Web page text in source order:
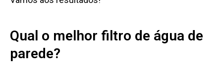
Qual o melhor filtro de água de
parede?